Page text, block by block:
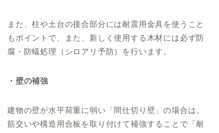
また、柱や土台の接合部分には耐震用金具を使うこと
もポイントで、また、新しく使用する木材には必ず防
腐・防蟻処理（シロアリ予防）を行います。
・壁の補強
建物の壁が水平荷重に弱い「間仕切り壁」の場合は、
筋交いや構造用合板を取り付けて補強することで「耐